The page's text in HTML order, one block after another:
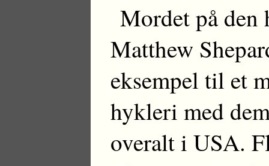
Mordet på den
Matthew
eksempel til et
hykleri med
overalt i USA.